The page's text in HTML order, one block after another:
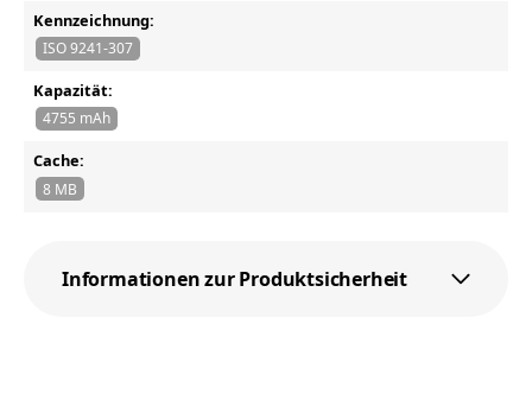
Kennzeichnung:
ISO 9241-307
Kapazität:
4755 mAh
Cache:
8 MB
Informationen zur Produktsicherheit